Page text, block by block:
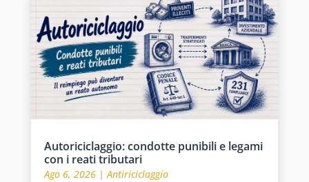
Autoriciclaggio: condotte punibili e legami
con i reati tributari
Ago 6, 2026|Antiriciclaggio